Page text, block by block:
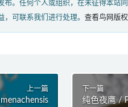
。任何个人或组织，在未征得本站
可联系我们进行处理。 查看鸟网版
上一篇 下一篇
纯色夜鹰 /